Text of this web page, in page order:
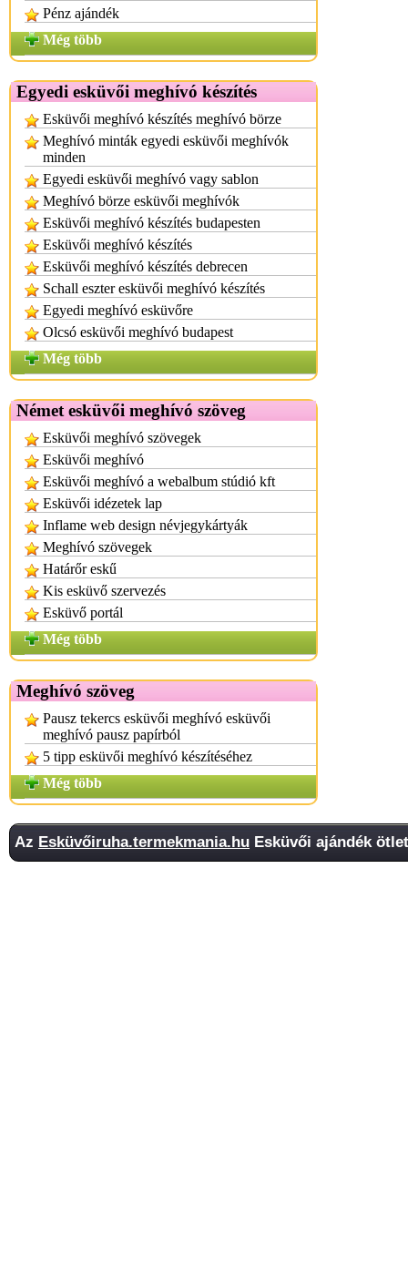
Pénz ajándék
Még több
Egyedi esküvői meghívó készítés
Esküvői meghívó készítés meghívó börze
Meghívó minták egyedi esküvői meghívók
minden
Egyedi esküvői meghívó vagy sablon
Meghívó börze esküvői meghívók
Esküvői meghívó készítés budapesten
Esküvői meghívó készítés
Esküvői meghívó készítés debrecen
Schall eszter esküvői meghívó készítés
Egyedi meghívó esküvőre
Olcsó esküvői meghívó budapest
Még több
Német esküvői meghívó szöveg
Esküvői meghívó szövegek
Esküvői meghívó
Esküvői meghívó a webalbum stúdió kft
Esküvői idézetek lap
Inflame web design névjegykártyák
Meghívó szövegek
Határőr eskű
Kis esküvő szervezés
Esküvő portál
Még több
Meghívó szöveg
Pausz tekercs esküvői meghívó esküvői
meghívó pausz papírból
5 tipp esküvői meghívó készítéséhez
Még több
Az Esküvőiruha.termekmania.hu Esküvői ajándék